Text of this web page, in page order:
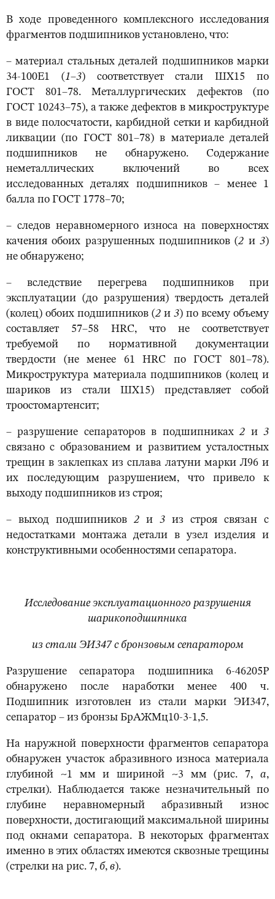
В ходе проведенного комплексного исследования
фрагментов подшипников установлено, что:
– материал стальных деталей подшипников марки
34-100Е1 (1–3) соответствует стали ШХ15 по
ГОСТ 801–78. Металлургических дефектов (по
ГОСТ 10243–75), а также дефектов в микроструктуре
в виде полосчатости, карбидной сетки и карбидной
ликвации (по ГОСТ 801–78) в материале деталей
подшипников не обнаружено. Содержание
неметаллических включений во всех
исследованных деталях подшипников – менее 1
балла по ГОСТ 1778–70;
– следов неравномерного износа на поверхностях
качения обоих разрушенных подшипников (2 и3)
не обнаружено;
– вследствие перегрева подшипников при
эксплуатации (до разрушения) твердость деталей
(колец) обоих подшипников (2 и 3) по всему объему
составляет 57–58 НRC, что не соответствует
требуемой по нормативной документации
твердости (не менее 61 НRC по ГОСТ 801–78).
Микроструктура материала подшипников (колец и
шариков из стали ШХ15) представляет собой
троостомартенсит;
– разрушение сепараторов в подшипниках2 и3
связано с образованием и развитием усталостных
трещин в заклепках из сплава латуни марки Л96 и
их последующим разрушением, что привело к
выходу подшипников из строя;
– выход подшипников 2 и 3 из строя связан с
недостатками монтажа детали в узел изделия и
конструктивными особенностями сепаратора.
Исследование эксплуатационного разрушения
шарикоподшипника
из стали ЭИ347 с бронзовым сепаратором
Разрушение сепаратора подшипника 6-46205Р
обнаружено после наработки менее 400 ч.
Подшипник изготовлен из стали марки ЭИ347,
сепаратор – из бронзы БрАЖМц10-3-1,5.
На наружной поверхности фрагментов сепаратора
обнаружен участок абразивного износа материала
глубиной ~1 мм и шириной ~3 мм (рис. 7, а,
стрелки). Наблюдается также незначительный по
глубине неравномерный абразивный износ
поверхности, достигающий максимальной ширины
под окнами сепаратора. В некоторых фрагментах
именно в этих областях имеются сквозные трещины
(стрелки на рис. 7, б, в).